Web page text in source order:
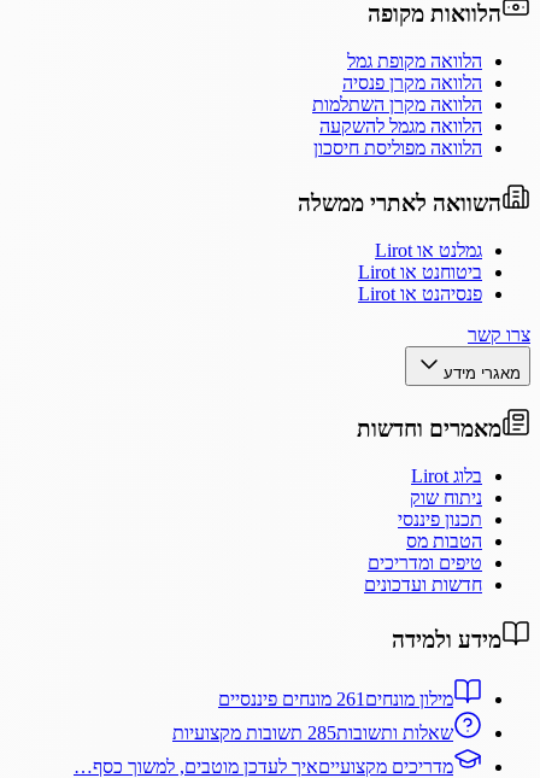
הלוואות מקופה
הלוואה מקופת גמל
הלוואה מקרן פנסיה
הלוואה מקרן השתלמות
הלוואה מגמל להשקעה
הלוואה מפוליסת חיסכון
השוואה לאתרי ממשלה
גמלנט או Lirot
ביטוחנט או Lirot
פנסיהנט או Lirot
צרו קשר
מאגרי מידע
מאמרים וחדשות
בלוג Lirot
ניתוח שוק
תכנון פיננסי
הטבות מס
טיפים ומדריכים
חדשות ועדכונים
מידע ולמידה
מילון מונחים 261 מונחים פיננסיים
שאלות ותשובות285 תשובות מקצועיות
מדריכים מקצועייםאיך לעדכן מוטבים, למשוך כסף…